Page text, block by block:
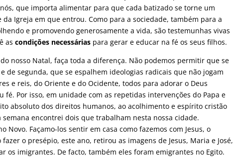
que importa alimentar para que cada batizado se torne um
Igreja em que entrou. Como para a sociedade, também para a
e promovendo generosamente a vida, são testemunhas vivas
ascondições necessárias para gerar e educar na fé os seus filhos.
nosso Natal, faça toda a diferença. Não podemos permitir que se
de segunda, que se espalhem ideologias radicais que não jogam
e reis, do Oriente e do Ocidente, todos para adorar o Deus
Por isso, em unidade com as repetidas intervenções do Papa e
absoluto dos direitos humanos, ao acolhimento e espírito cristão
encontrei dois que trabalham nesta nossa cidade.
Novo. Façamo-los sentir em casa como fazemos com Jesus, o
o presépio, este ano, retirou as imagens de Jesus, Maria e José,
os imigrantes. De facto, também eles foram emigrantes no Egito.